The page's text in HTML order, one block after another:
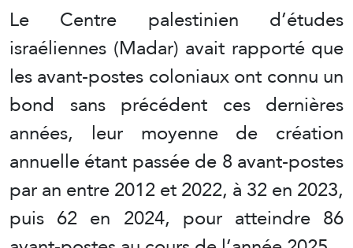
Le Centre palestinien d’études
israéliennes (Madar) avait rapporté que
les avant-postes coloniaux ont connu un
bond sans précédent ces dernières
années, leur moyenne de création
annuelle étant passée de 8 avant-postes
par an entre 2012 et 2022, à 32 en 2023,
puis 62 en 2024, pour atteindre 86